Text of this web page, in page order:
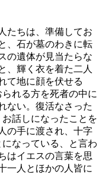
たちは、準備してお
、石が墓のわきに転
の遺体が見当たらな
、輝く衣を着た二人
て地に顔を伏せる
れる方を死者の中に
ない。復活なさった
話しになったことを
の手に渡され、十字
なっている、と言わ
はイエスの言葉を思
一人とほかの人皆に